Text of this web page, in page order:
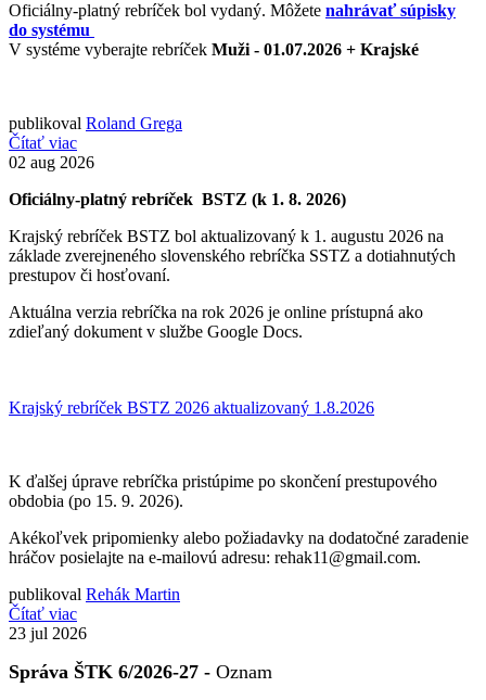
Oficiálny-platný rebríček bol vydaný. Môžete nahrávať súpisky
do systému
V systéme vyberajte rebríček Muži - 01.07.2026 + Krajské
publikoval Roland Grega
Čítať viac
02 aug 2026
Oficiálny-platný rebríček BSTZ (k 1. 8. 2026)
Krajský rebríček BSTZ bol aktualizovaný k 1. augustu 2026 na
základe zverejneného slovenského rebríčka SSTZ a dotiahnutých
prestupov či hosťovaní.
Aktuálna verzia rebríčka na rok 2026 je online prístupná ako
zdieľaný dokument v službe Google Docs.
Krajský rebríček BSTZ 2026 aktualizovaný 1.8.2026
K ďalšej úprave rebríčka pristúpime po skončení prestupového
obdobia (po 15. 9. 2026).
Akékoľvek pripomienky alebo požiadavky na dodatočné zaradenie
hráčov posielajte na e-mailovú adresu: rehak11@gmail.com.
publikoval Rehák Martin
Čítať viac
23 jul 2026
Správa ŠTK 6/2026-27 - Oznam